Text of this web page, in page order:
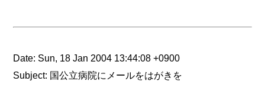
Date: Sun, 18 Jan 2004 13:44:08 +0900
Subject: 国公立病院にメールをはがきを